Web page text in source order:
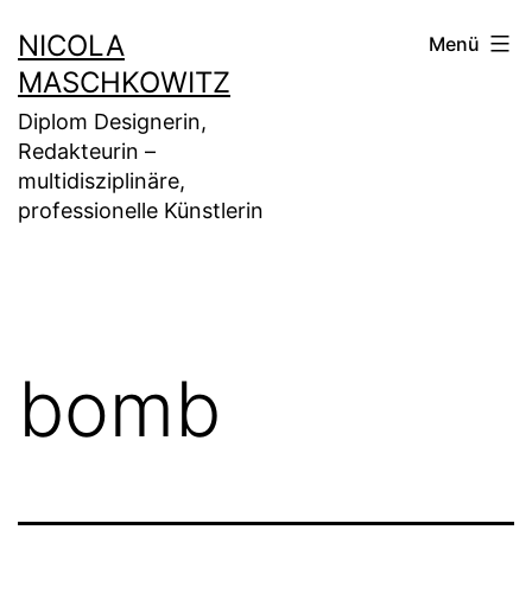
Inhalt
springen
NICOLA
MASCHKOWITZ
Diplom Designerin,
Redakteurin –
multidisziplinäre,
professionelle Künstlerin
Menü
bomb